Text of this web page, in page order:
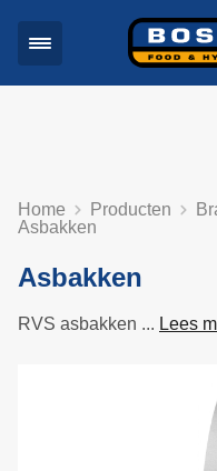
Home Producten
Asbakken
Asbakken
RVS asbakken ... Lees